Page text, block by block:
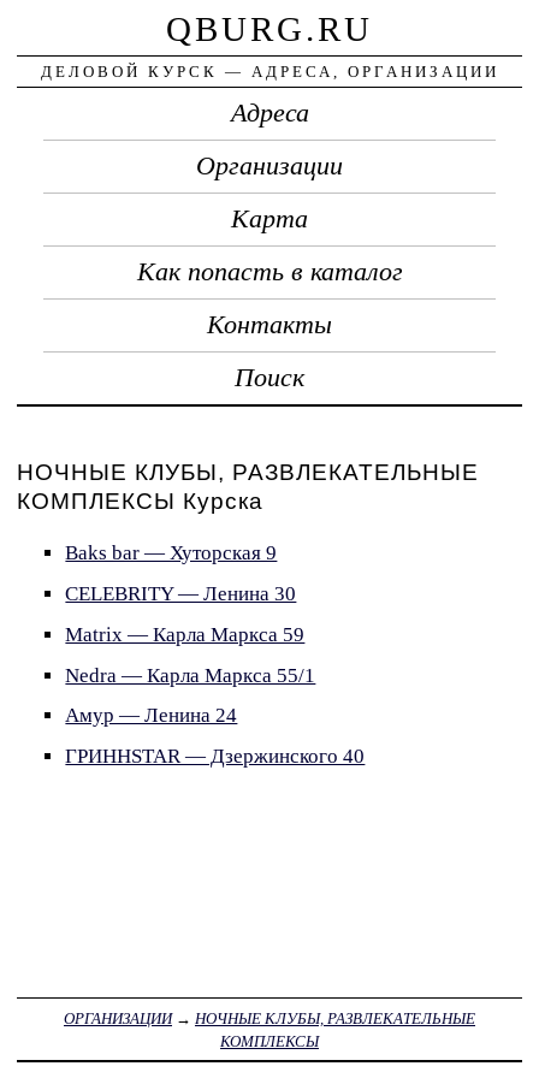
QBURG.RU
ДЕЛОВОЙ КУРСК — АДРЕСА, ОРГАНИЗАЦИИ
Адреса
Организации
Карта
Как попасть в каталог
Контакты
Поиск
НОЧНЫЕ КЛУБЫ, РАЗВЛЕКАТЕЛЬНЫЕ
КОМПЛЕКСЫ Курска
Baks bar — Хуторская 9
CELEBRITY — Ленина 30
Matrix — Карла Маркса 59
Nedra — Карла Маркса 55/1
Амур — Ленина 24
ГРИННSTAR — Дзержинского 40
ОРГАНИЗАЦИИ→ НОЧНЫЕ КЛУБЫ, РАЗВЛЕКАТЕЛЬНЫЕ
КОМПЛЕКСЫ